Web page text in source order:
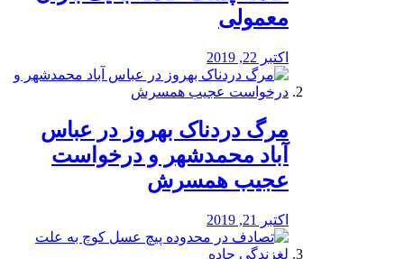
معمولی
اکتبر 22, 2019
مرگ دردناک بهروز در عباس
آباد محمدشهر و درخواست
عجیب همسرش
اکتبر 21, 2019